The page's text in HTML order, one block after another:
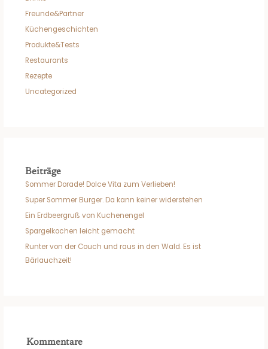
Freunde&Partner
Küchengeschichten
Produkte&Tests
Restaurants
Rezepte
Uncategorized
Beiträge
Sommer Dorade! Dolce Vita zum Verlieben!
Super Sommer Burger. Da kann keiner widerstehen
Ein Erdbeergruß von Kuchenengel
Spargelkochen leicht gemacht
Runter von der Couch und raus in den Wald. Es ist
Bärlauchzeit!
Kommentare